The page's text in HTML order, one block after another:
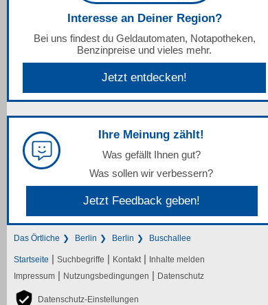
Interesse an Deiner Region?
Bei uns findest du Geldautomaten, Notapotheken,
Benzinpreise und vieles mehr.
Jetzt entdecken!
Ihre Meinung zählt!
Was gefällt Ihnen gut?
Was sollen wir verbessern?
Jetzt Feedback geben!
Das Örtliche Berlin Berlin Buschallee
Startseite | Suchbegriffe | Kontakt | Inhalte melden
Impressum | Nutzungsbedingungen | Datenschutz
Datenschutz-Einstellungen